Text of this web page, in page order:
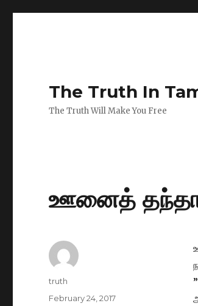
The Truth In
The Truth Will Make You Free
ஊனைத்
Author
truth
Posted
February 24, 2017